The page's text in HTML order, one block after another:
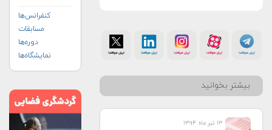
بیشتر بخوانید
۱۳ تیر ماه ۱۳۹۴
کنفرانس‌ها
مسابقات
دوره‌ها
نمایشگاه‌ها